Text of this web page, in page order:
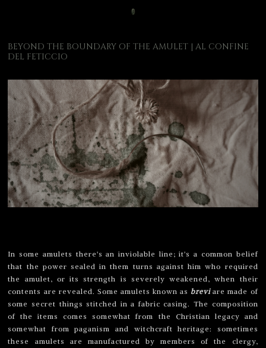
BEYOND THE BOUNDARY OF THE AMULET | AL CONFINE
DEL FETICCIO
In some amulets there's an inviolable line; it's a common belief
that the power sealed in them turns against him who required
the amulet, or its strength is severely weakened, when their
contents are revealed. Some amulets known as breviare made of
some secret things stitched in a fabric casing. The composition
of the items comes somewhat from the Christian legacy and
somewhat from paganism and witchcraft heritage: sometimes
these amulets are manufactured by members of the clergy,